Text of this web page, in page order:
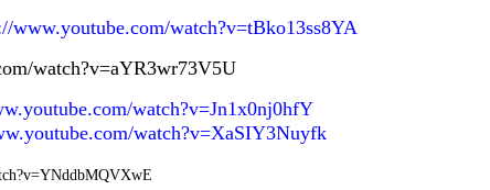
www.youtube.com/watch?v=tBko13ss8YA
watch?v=aYR3wr73V5U
watch?v=Jn1x0nj0hfY
watch?v=XaSIY3Nuyfk